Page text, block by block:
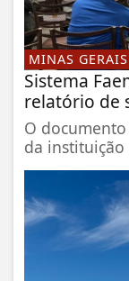
MINAS GERAIS
Sistema
relatório de
O
da